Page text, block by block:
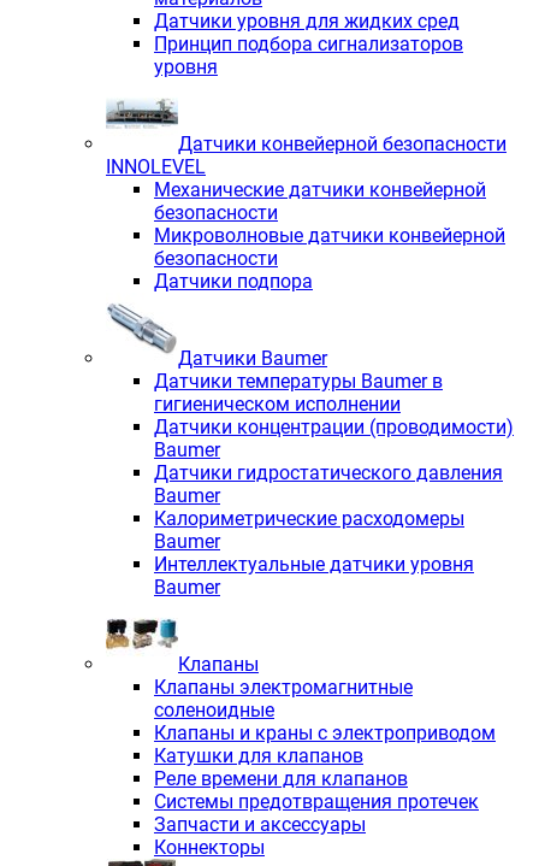
Датчики уровня для жидких сред
Принцип подбора сигнализаторов
уровня
Датчики конвейерной безопасности
INNOLEVEL
Механические датчики конвейерной
безопасности
Микроволновые датчики конвейерной
безопасности
Датчики подпора
Датчики Baumer
Датчики температуры Baumer в
гигиеническом исполнении
Датчики концентрации (проводимости)
Baumer
Датчики гидростатического давления
Baumer
Калориметрические расходомеры
Baumer
Интеллектуальные датчики уровня
Baumer
Клапаны
Клапаны электромагнитные
соленоидные
Клапаны и краны с электроприводом
Катушки для клапанов
Реле времени для клапанов
Системы предотвращения протечек
Запчасти и аксессуары
Коннекторы